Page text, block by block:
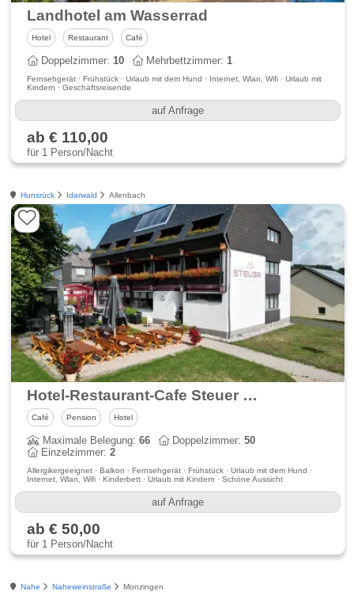
Landhotel am Wasserrad
Hotel Restaurant Café
Doppelzimmer:10 Mehrbettzimmer:1
Fernsehgerät · Frühstück · Urlaub mit dem Hund · Internet, Wlan, Wifi · Urlaub mit
Kindern · Geschäftsreisende
auf Anfrage
ab € 110,00
für 1 Person/Nacht
Hunsrück Idarwald Allenbach
Hotel-Restaurant-Cafe Steuer Wanderhotel
Café Pension Hotel
Maximale Belegung:66 Doppelzimmer:50
Einzelzimmer:2
Allergikergeeignet · Balkon · Fernsehgerät · Frühstück · Urlaub mit dem Hund ·
Internet, Wlan, Wifi · Kinderbett · Urlaub mit Kindern · Schöne Aussicht
auf Anfrage
ab € 50,00
für 1 Person/Nacht
Nahe Naheweinstraße Monzingen